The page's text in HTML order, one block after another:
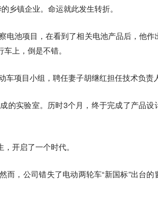
乡镇企业。命运就此发生转折。
电池项目，在看到了相关电池产品后，他作
上，倒是不错。
项目小组，聘任妻子胡继红担任技术负责
的实验室。历时3个月，终于完成了产品设
开启了一个时代。
，公司错失了电动两轮车“新国标”出台的